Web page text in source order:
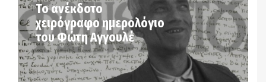
Το ανέκδοτο
χειρόγραφο ημερολόγιο
του Φώτη Αγγουλέ